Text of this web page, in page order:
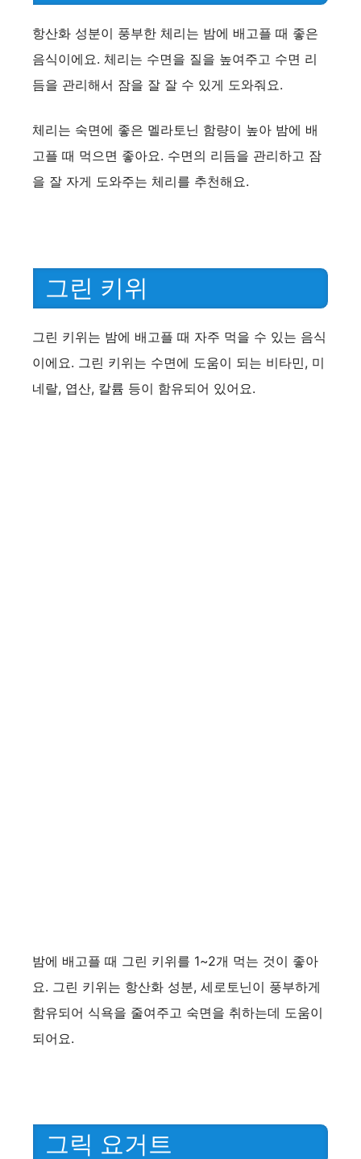
항산화 성분이 풍부한 체리는 밤에 배고플 때 좋은
음식이에요. 체리는 수면을 질을 높여주고 수면 리
듬을 관리해서 잠을 잘 잘 수 있게 도와줘요.
체리는 숙면에 좋은 멜라토닌 함량이 높아 밤에 배
고플 때 먹으면 좋아요. 수면의 리듬을 관리하고 잠
을 잘 자게 도와주는 체리를 추천해요.
그린 키위
그린 키위는 밤에 배고플 때 자주 먹을 수 있는 음식
이에요. 그린 키위는 수면에 도움이 되는 비타민, 미
네랄, 엽산, 칼륨 등이 함유되어 있어요.
밤에 배고플 때 그린 키위를 1~2개 먹는 것이 좋아
요. 그린 키위는 항산화 성분, 세로토닌이 풍부하게
함유되어 식욕을 줄여주고 숙면을 취하는데 도움이
되어요.
그릭 요거트